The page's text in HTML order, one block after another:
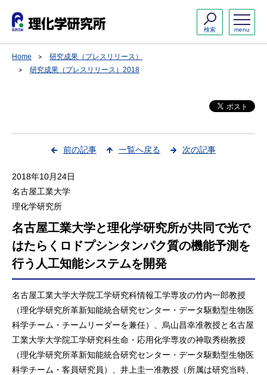
menu
検索
Home
研究成果（プレスリリース）
研究成果（プレスリリース）2018
前の記事 一覧へ戻る 次の記事
2018年10月24日
名古屋工業大学
理化学研究所
名古屋工業大学と理化学研究所が共同で光で
はたらくロドプシンタンパク質の機能予測を
行う人工知能システムを開発
名古屋工業大学大学院工学研究科情報工学専攻の竹内一郎教授
（理化学研究所革新知能統合研究センター・データ駆動型生物医
科学チーム・チームリーダーを兼任）、烏山昌幸准教授と名古屋
工業大学大学院工学研究科生命・応用化学専攻の神取秀樹教授
（理化学研究所革新知能統合研究センター・データ駆動型生物医
科学チーム・客員研究員）、井上圭一准教授（所属は研究当時、